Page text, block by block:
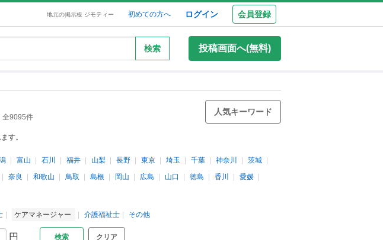
地元の掲示板 ジモティー 初めての方へ ログイン 会員登録
検索 投稿画面へ(無料)
全9095件
人気キーワード
す。
富山 石川 福井 山梨 長野 東京 埼玉 千葉 神奈川
茨城
奈良 和歌山 鳥取 島根 岡山 広島 山口 徳島 香川
愛媛
ケアマネージャー 介護福祉士 その他
円 クリア